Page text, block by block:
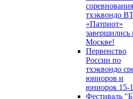
тхэквондо
«Патриот»
завершились
Москве!
Первенство
России по
тхэквондо
юниоров и
юниорок 15-
Фестиваль